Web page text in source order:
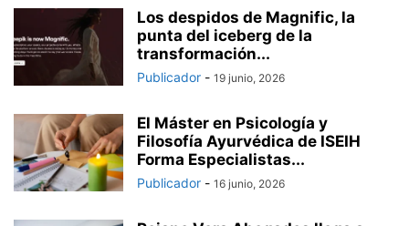
Los despidos de Magnific, la
punta del iceberg de la
transformación...
Publicador - 19 junio, 2026
El Máster en Psicología y
Filosofía Ayurvédica de ISEIH
Forma Especialistas...
Publicador - 16 junio, 2026